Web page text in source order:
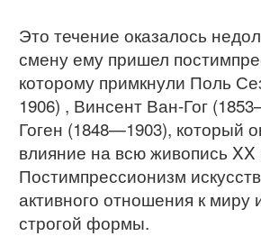
Это течение оказалось
смену ему пришел
которому примкнули Поль
1906) , Винсент Ван-Гог
Гоген (1848—1903), который
влияние на всю живопись XX
Постимпрессионизм
активного отношения к миру
строгой формы.